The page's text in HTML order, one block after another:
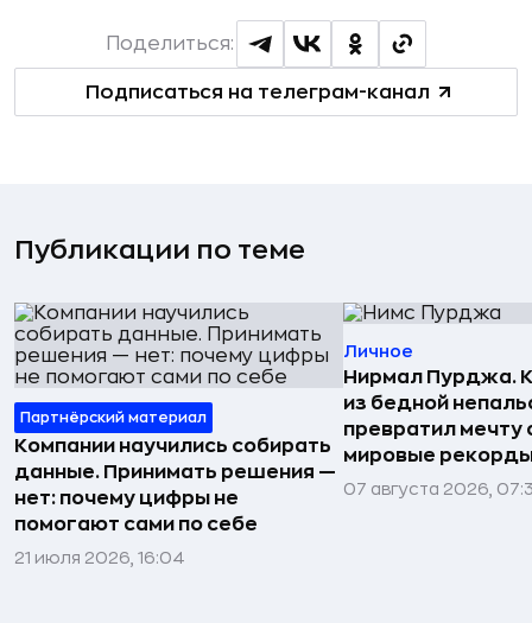
Подписаться на телеграм-канал
Поделиться:
Публикации по теме
Партнёрский материал
Компании научились собирать
данные. Принимать решения —
нет: почему цифры не
помогают сами по себе
21 июля 2026, 16:04
Личное
Нирмал Пурджа.
из бедной
превратил мечту
мировые рекорды
07 августа 2026,